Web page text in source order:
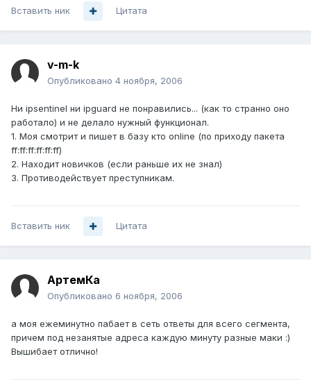
Вставить ник Цитата
v-m-k
Опубликовано 4 ноября, 2006
Ни ipsentinel ни ipguard не понравились... (как то странно оно
работало) и не делало нужный функционал.
1. Моя смотрит и пишет в базу кто online (по приходу пакета
ff:ff:ff:ff:ff:ff)
2. Находит новичков (если раньше их не знал)
3. Противодействует преступникам.
Вставить ник Цитата
АртемКа
Опубликовано 6 ноября, 2006
а моя ежеминутно пабает в сеть ответы для всего сегмента,
причем под незанятые адреса каждую минуту разные маки :)
Вышибает отлично!